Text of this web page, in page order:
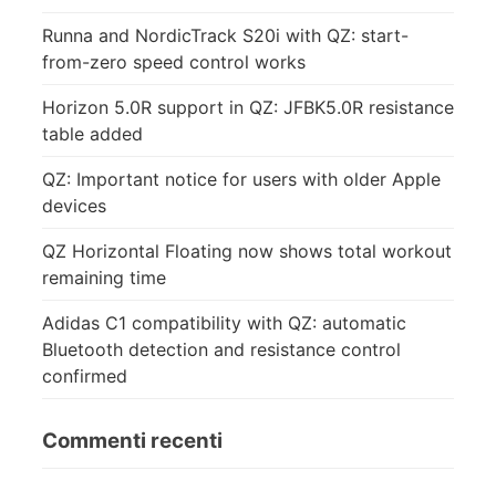
Runna and NordicTrack S20i with QZ: start-
from-zero speed control works
Horizon 5.0R support in QZ: JFBK5.0R resistance
table added
QZ: Important notice for users with older Apple
devices
QZ Horizontal Floating now shows total workout
remaining time
Adidas C1 compatibility with QZ: automatic
Bluetooth detection and resistance control
confirmed
Commenti recenti